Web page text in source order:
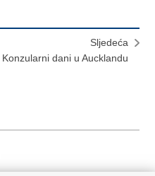
Sljedeća
Konzularni dani u Aucklandu